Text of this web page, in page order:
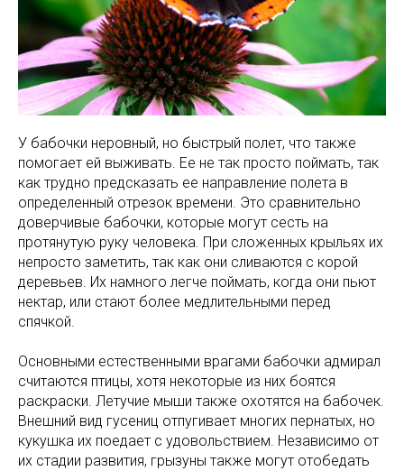
У бабочки неровный, но быстрый полет, что также
помогает ей выживать. Ее не так просто поймать, так
как трудно предсказать ее направление полета в
определенный отрезок времени. Это сравнительно
доверчивые бабочки, которые могут сесть на
протянутую руку человека. При сложенных крыльях их
непросто заметить, так как они сливаются с корой
деревьев. Их намного легче поймать, когда они пьют
нектар, или стают более медлительными перед
спячкой.
Основными естественными врагами бабочки адмирал
считаются птицы, хотя некоторые из них боятся
раскраски. Летучие мыши также охотятся на бабочек.
Внешний вид гусениц отпугивает многих пернатых, но
кукушка их поедает с удовольствием. Независимо от
их стадии развития, грызуны также могут отобедать